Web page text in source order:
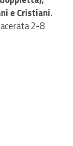
e Cristiani.
2-8